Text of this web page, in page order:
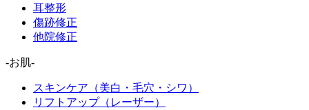
耳整形
傷跡修正
他院修正
-お肌-
スキンケア（美白・毛穴・シワ）
リフトアップ（レーザー）